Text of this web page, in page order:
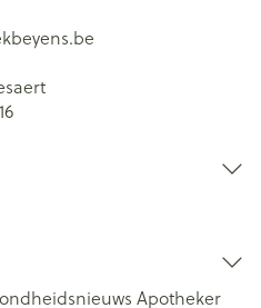
Apotheker